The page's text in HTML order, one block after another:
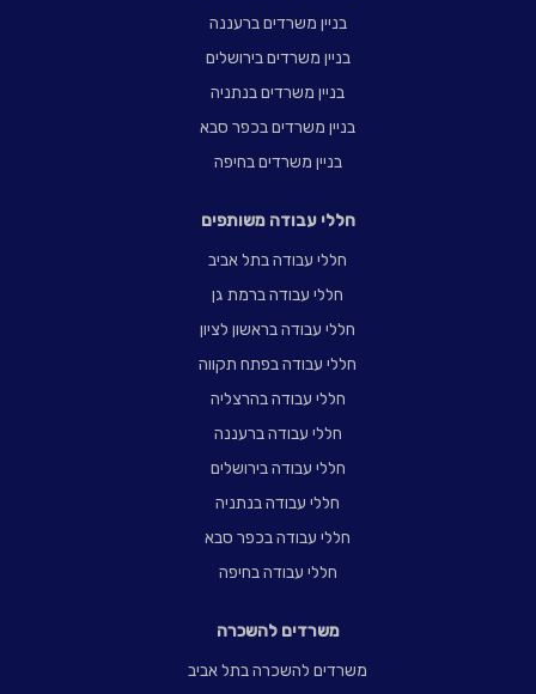
בניין משרדים ברעננה
בניין משרדים בירושלים
בניין משרדים בנתניה
בניין משרדים בכפר סבא
בניין משרדים בחיפה
חללי עבודה משותפים
חללי עבודה בתל אביב
חללי עבודה ברמת גן
חללי עבודה בראשון לציון
חללי עבודה בפתח תקווה
חללי עבודה בהרצליה
חללי עבודה ברעננה
חללי עבודה בירושלים
חללי עבודה בנתניה
חללי עבודה בכפר סבא
חללי עבודה בחיפה
משרדים להשכרה
משרדים להשכרה בתל אביב